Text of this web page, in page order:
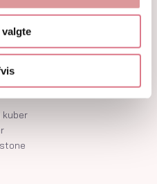
og skildpadder
kuber